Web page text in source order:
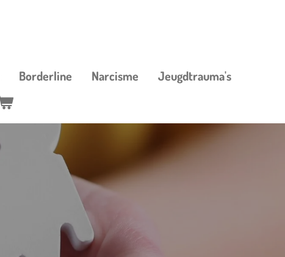
Borderline Narcisme
Jeugdtrauma's